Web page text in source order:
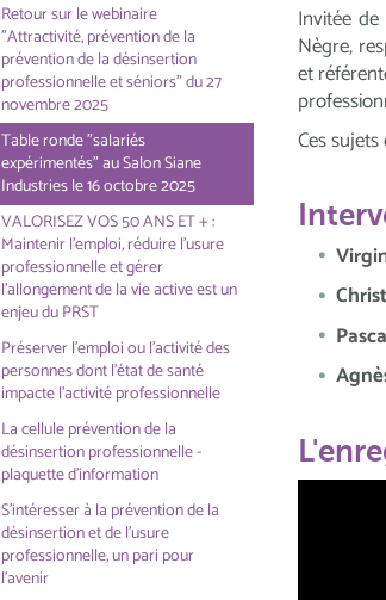
Retour sur le webinaire
"Attractivité, prévention de la
prévention de la désinsertion
professionnelle et séniors" du 27
novembre 2025
Table ronde "salariés
expérimentés" au Salon Siane
Industries le 16 octobre 2025
VALORISEZ VOS 50 ANS ET + :
Maintenir l'emploi, réduire l'usure
professionnelle et gérer
l'allongement de la vie active est un
enjeu du PRST
Préserver l'emploi ou l'activité des
personnes dont l'état de santé
impacte l'activité professionnelle
La cellule prévention de la
désinsertion professionnelle -
plaquette d'information
S'intéresser à la prévention de la
désinsertion et de l'usure
professionnelle, un pari pour
l'avenir
Invitée
Nègre,
et
Ces